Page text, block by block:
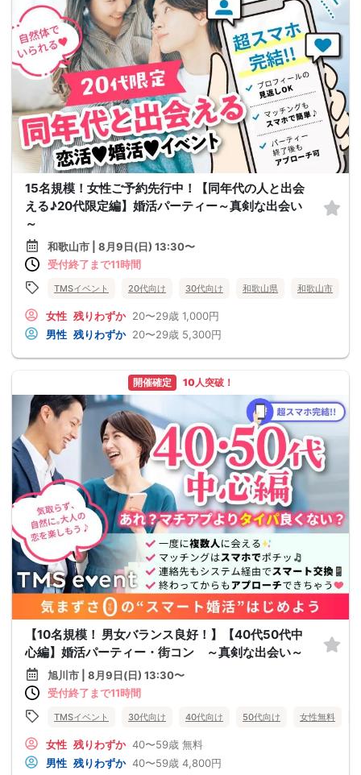
15名規模！女性ご予約先行中！【同年代の人と出会
える♪20代限定編】婚活パーティー～真剣な出会い
～
和歌山市 | 8月9日(日) 13:30〜
受付終了まで11時間
TMSイベント 20代向け 30代向け 和歌山県 和歌山市
女性 残りわずか 20〜29歳 1,000円
男性 残りわずか 20〜29歳 5,300円
開催確定 10人突破！
【10名規模！ 男女バランス良好！】【40代50代中
心編】婚活パーティー・街コン ～真剣な出会い～
旭川市 | 8月9日(日) 13:30〜
受付終了まで11時間
TMSイベント 30代向け 40代向け 50代向け 女性無料
女性 残りわずか 40〜59歳 無料
男性 残りわずか 40〜59歳 4,800円